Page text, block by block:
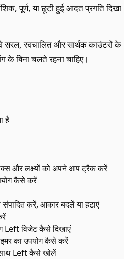
पूर्ण, या छूटी हुई आदत प्रगति दिखा
सरल, स्वचालित और सार्थक काउंटरों के
के बिना चलते रहना चाहिए।
है
और लक्ष्यों को अपने आप ट्रैक करें
कैसे करें
करें, आकार बदलें या हटाएं
विजेट कैसे दिखाएं
का उपयोग कैसे करें
Left कैसे खोलें